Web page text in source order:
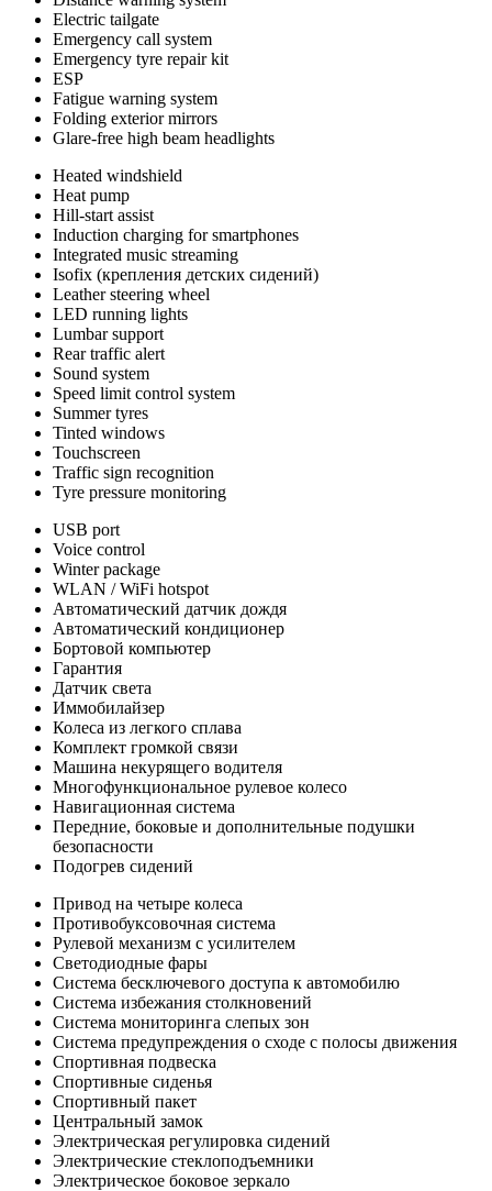
Electric tailgate
Emergency call system
Emergency tyre repair kit
ESP
Fatigue warning system
Folding exterior mirrors
Glare-free high beam headlights
Heated windshield
Heat pump
Hill-start assist
Induction charging for smartphones
Integrated music streaming
Isofix (крепления детских сидений)
Leather steering wheel
LED running lights
Lumbar support
Rear traffic alert
Sound system
Speed limit control system
Summer tyres
Tinted windows
Touchscreen
Traffic sign recognition
Tyre pressure monitoring
USB port
Voice control
Winter package
WLAN / WiFi hotspot
Автоматический датчик дождя
Автоматический кондиционер
Бортовой компьютер
Гарантия
Датчик света
Иммобилайзер
Колеса из легкого сплава
Комплект громкой связи
Машина некурящего водителя
Многофункциональное рулевое колесо
Навигационная система
Передние, боковые и дополнительные подушки
безопасности
Подогрев сидений
Привод на четыре колеса
Противобуксовочная система
Рулевой механизм с усилителем
Светодиодные фары
Система бесключевого доступа к автомобилю
Система избежания столкновений
Система мониторинга слепых зон
Система предупреждения о сходе с полосы движения
Спортивная подвеска
Спортивные сиденья
Спортивный пакет
Центральный замок
Электрическая регулировка сидений
Электрические стеклоподъемники
Электрическое боковое зеркало